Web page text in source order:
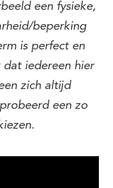
een fysieke,
beperking
is perfect en
dat iedereen hier
zich altijd
een zo